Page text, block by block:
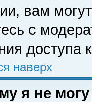
вам
с
доступа
наверх
я не